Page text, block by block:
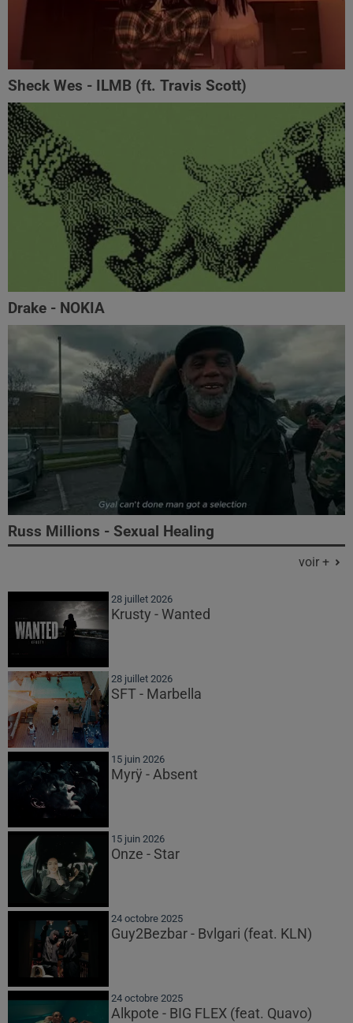
Sheck Wes - ILMB (ft. Travis Scott)
Drake - NOKIA
Russ Millions - Sexual Healing
voir +
28 juillet 2026
Krusty - Wanted
28 juillet 2026
SFT - Marbella
15 juin 2026
Myrÿ - Absent
15 juin 2026
Onze - Star
24 octobre 2025
Guy2Bezbar - Bvlgari (feat. KLN)
24 octobre 2025
Alkpote - BIG FLEX (feat. Quavo)